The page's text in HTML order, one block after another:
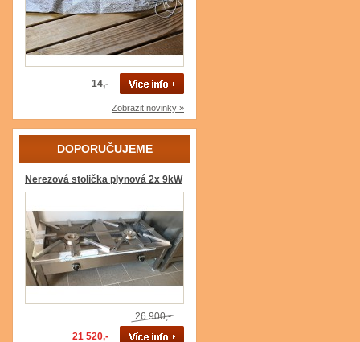
14,-
Zobrazit novinky »
DOPORUČUJEME
Nerezová stolička plynová 2x 9kW
26 900,-
21 520,-